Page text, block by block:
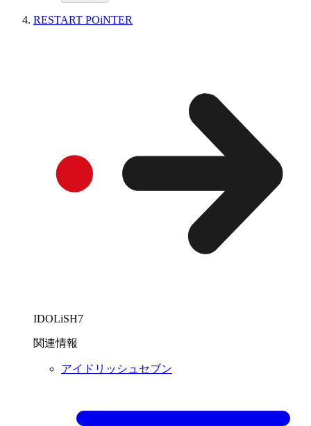
RESTART POiNTER
IDOLiSH7
関連情報
アイドリッシュセブン